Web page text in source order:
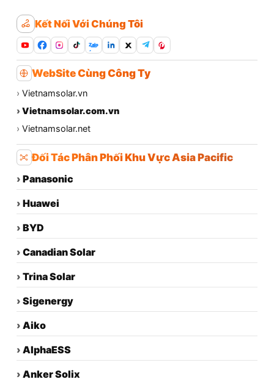
Kết Nối Với Chúng Tôi
Zalo
WebSite Cùng Công Ty
› Vietnamsolar.vn
› Vietnamsolar.com.vn
› Vietnamsolar.net
Đối Tác Phân Phối Khu Vực Asia Pacific
› Panasonic
› Huawei
› BYD
› Canadian Solar
› Trina Solar
› Sigenergy
› Aiko
› AlphaESS
› Anker Solix